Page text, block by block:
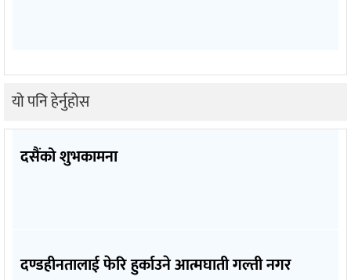
यो पनि हेर्नुहोस
दसैंको शुभकामना
दण्डहीनतालाई फेरि हुर्काउने आत्मघाती गल्ती नगर